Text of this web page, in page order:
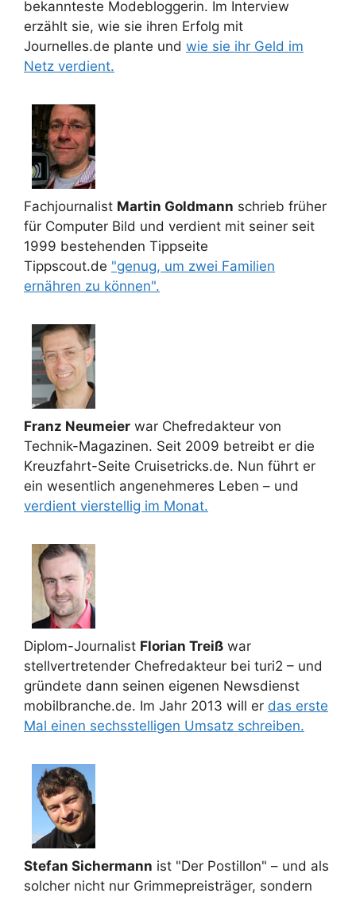
bekannteste Modebloggerin. Im Interview
erzählt sie, wie sie ihren Erfolg mit
Journelles.de plante und wie sie ihr Geld im
Netz verdient.
Fachjournalist Martin Goldmann schrieb früher
für Computer Bild und verdient mit seiner seit
1999 bestehenden Tippseite
Tippscout.de "genug, um zwei Familien
ernähren zu können".
Franz Neumeier war Chefredakteur von
Technik-Magazinen. Seit 2009 betreibt er die
Kreuzfahrt-Seite Cruisetricks.de. Nun führt er
ein wesentlich angenehmeres Leben – und
verdient vierstellig im Monat.
Diplom-Journalist Florian Treiß war
stellvertretender Chefredakteur bei turi2 – und
gründete dann seinen eigenen Newsdienst
mobilbranche.de. Im Jahr 2013 will er das erste
Mal einen sechsstelligen Umsatz schreiben.
Stefan Sichermann ist "Der Postillon" – und als
solcher nicht nur Grimmepreisträger, sondern